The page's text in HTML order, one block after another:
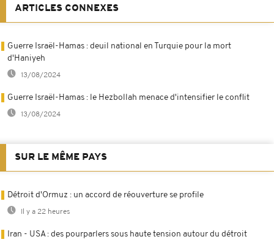
ARTICLES CONNEXES
Guerre Israël-Hamas : deuil national en Turquie pour la mort
d'Haniyeh
13/08/2024
Guerre Israël-Hamas : le Hezbollah menace d'intensifier le conflit
13/08/2024
SUR LE MÊME PAYS
Détroit d'Ormuz : un accord de réouverture se profile
Il y a 22 heures
Iran - USA : des pourparlers sous haute tension autour du détroit